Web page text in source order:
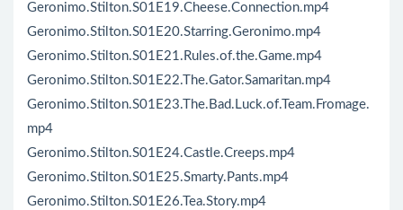
Geronimo.Stilton.S01E19.Cheese.Connection.mp4
Geronimo.Stilton.S01E20.Starring.Geronimo.mp4
Geronimo.Stilton.S01E21.Rules.of.the.Game.mp4
Geronimo.Stilton.S01E22.The.Gator.Samaritan.mp4
Geronimo.Stilton.S01E23.The.Bad.Luck.of.Team.Fromage.
mp4
Geronimo.Stilton.S01E24.Castle.Creeps.mp4
Geronimo.Stilton.S01E25.Smarty.Pants.mp4
Geronimo.Stilton.S01E26.Tea.Story.mp4